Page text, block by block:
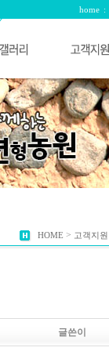
home :
HOME > 고객지원
글쓴이